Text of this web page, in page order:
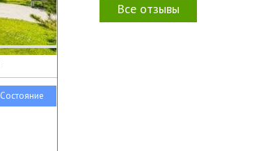
Состояние
Все отзывы